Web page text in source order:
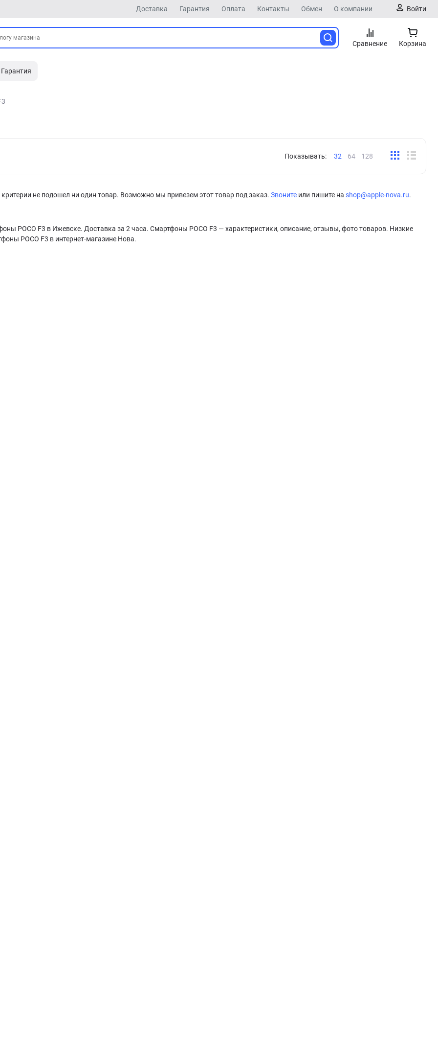
Доставка Гарантия Оплата Контакты Обмен О компании Войти
Сравнение Корзина
Гарантия
Показывать: 32 64 128
не подошел ни один товар. Возможно мы привезем этот товар под заказ. Звоните или пишите на shop@apple-nova.ru.
POCO F3 в Ижевске. Доставка за 2 часа. Смартфоны POCO F3 — характеристики, описание, отзывы, фото товаров. Низкие
POCO F3 в интернет-магазине Нова.